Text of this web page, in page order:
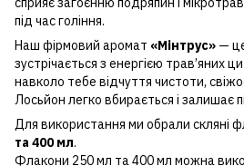
під час гоління.
Наш фірмовий аромат «Мінтрус» —
зустрічається з енергією трав’яних
навколо тебе відчуття чистоти,
Лосьйон легко вбирається і залишає
Для використання ми обрали скляні
та 400 мл.
Флакони 250 мл та 400 мл можна